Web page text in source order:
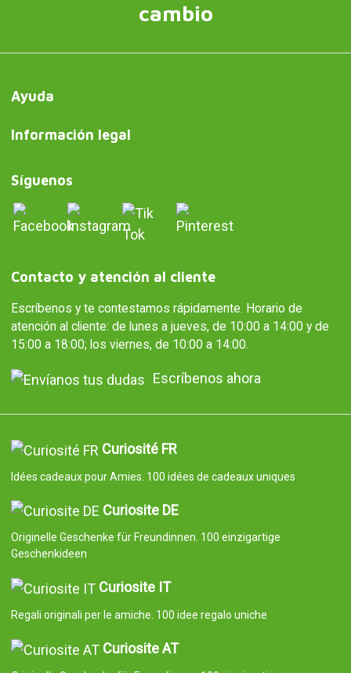
cambio
Ayuda
Información legal
Síguenos
Contacto y atención al cliente
Escríbenos y te contestamos rápidamente. Horario de
atención al cliente: de lunes a jueves, de 10:00 a 14:00 y de
15:00 a 18:00; los viernes, de 10:00 a 14:00.
Escríbenos ahora
Curiosité FR
Idées cadeaux pour Amies. 100 idées de cadeaux uniques
Curiosite DE
Originelle Geschenke für Freundinnen. 100 einzigartige
Geschenkideen
Curiosite IT
Regali originali per le amiche. 100 idee regalo uniche
Curiosite AT